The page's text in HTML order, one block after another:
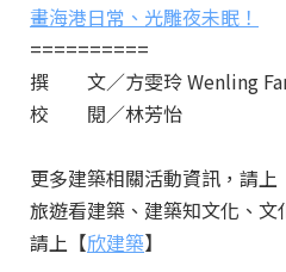
畫海港日常、光雕夜未眠！
==========
撰 文／方雯玲 Wenling
校 閱／林芳怡
更多建築相關活動資訊，請上
旅遊看建築、建築知文化、
請上【欣建築】